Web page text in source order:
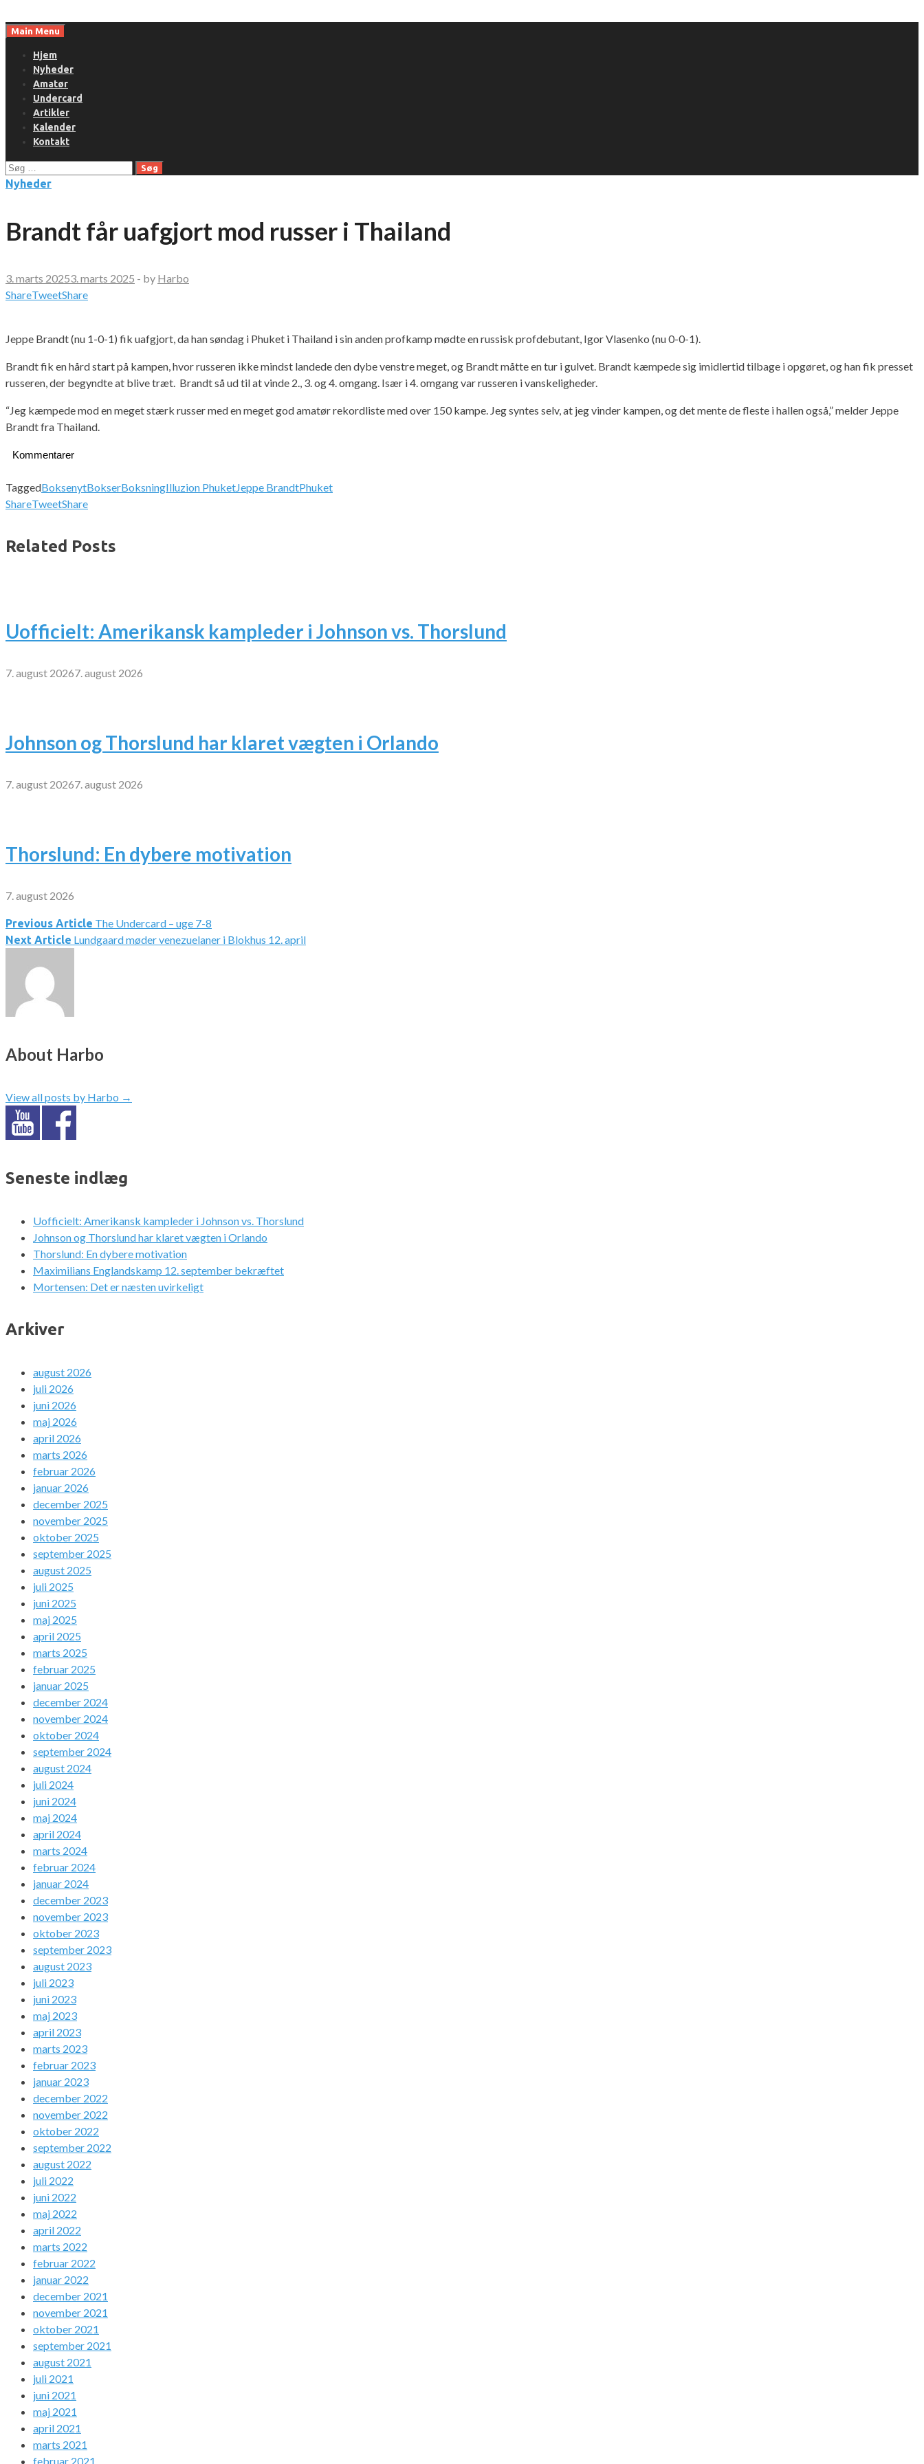
toMain Menu
Hjem
Nyheder
Amatør
Undercard
Artikler
Kalender
Kontakt
Søg
efter:
Nyheder
Brandt får uafgjort mod russer i Thailand
3. marts 20253. marts 2025 - by Harbo
ShareTweetShare
Jeppe Brandt (nu 1-0-1) fik uafgjort, da han søndag i Phuket i Thailand i sin anden profkamp mødte en russisk profdebutant, Igor Vlasenko (nu 0-0-1).
Brandt fik en hård start på kampen, hvor russeren ikke mindst landede den dybe venstre meget, og Brandt måtte en tur i gulvet. Brandt kæmpede sig imidlertid tilbage i opgøret, og han fik presset
russeren, der begyndte at blive træt. Brandt så ud til at vinde 2., 3. og 4. omgang. Især i 4. omgang var russeren i vanskeligheder.
“Jeg kæmpede mod en meget stærk russer med en meget god amatør rekordliste med over 150 kampe. Jeg syntes selv, at jeg vinder kampen, og det mente de fleste i hallen også,” melder Jeppe
Brandt fra Thailand.
Kommentarer
TaggedBoksenytBokserBoksningIlluzion PhuketJeppe BrandtPhuket
ShareTweetShare
Related Posts
Uofficielt: Amerikansk kampleder i Johnson vs. Thorslund
7. august 20267. august 2026
Johnson og Thorslund har klaret vægten i Orlando
7. august 20267. august 2026
Thorslund: En dybere motivation
7. august 2026
Indlægsnavigation
Previous Article The Undercard – uge 7-8
Next Article Lundgaard møder venezuelaner i Blokhus 12. april
About Harbo
View all posts by Harbo →
Seneste indlæg
Uofficielt: Amerikansk kampleder i Johnson vs. Thorslund
Johnson og Thorslund har klaret vægten i Orlando
Thorslund: En dybere motivation
Maximilians Englandskamp 12. september bekræftet
Mortensen: Det er næsten uvirkeligt
Arkiver
august 2026
juli 2026
juni 2026
maj 2026
april 2026
marts 2026
februar 2026
januar 2026
december 2025
november 2025
oktober 2025
september 2025
august 2025
juli 2025
juni 2025
maj 2025
april 2025
marts 2025
februar 2025
januar 2025
december 2024
november 2024
oktober 2024
september 2024
august 2024
juli 2024
juni 2024
maj 2024
april 2024
marts 2024
februar 2024
januar 2024
december 2023
november 2023
oktober 2023
september 2023
august 2023
juli 2023
juni 2023
maj 2023
april 2023
marts 2023
februar 2023
januar 2023
december 2022
november 2022
oktober 2022
september 2022
august 2022
juli 2022
juni 2022
maj 2022
april 2022
marts 2022
februar 2022
januar 2022
december 2021
november 2021
oktober 2021
september 2021
august 2021
juli 2021
juni 2021
maj 2021
april 2021
marts 2021
februar 2021